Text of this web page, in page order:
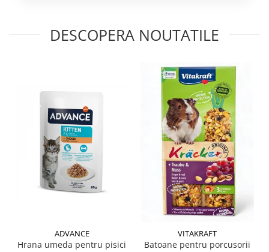
DESCOPERA NOUTATILE
ADVANCE
Hrana umeda pentru pisici
VITAKRAFT
Batoane pentru porcusorii